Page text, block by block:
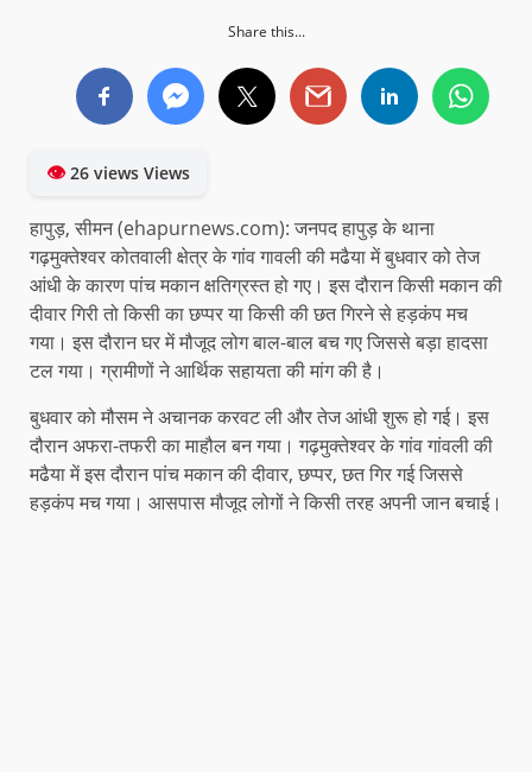
Share this...
👁26 views Views
हापुड़, सीमन (ehapurnews.com): जनपद हापुड़ के थाना
गढ़मुक्तेश्वर कोतवाली क्षेत्र के गांव गावली की मढैया में बुधवार को तेज
आंधी के कारण पांच मकान क्षतिग्रस्त हो गए। इस दौरान किसी मकान की
दीवार गिरी तो किसी का छप्पर या किसी की छत गिरने से हड़कंप मच
गया। इस दौरान घर में मौजूद लोग बाल-बाल बच गए जिससे बड़ा हादसा
टल गया। ग्रामीणों ने आर्थिक सहायता की मांग की है।
बुधवार को मौसम ने अचानक करवट ली और तेज आंधी शुरू हो गई। इस
दौरान अफरा-तफरी का माहौल बन गया। गढ़मुक्तेश्वर के गांव गांवली की
मढैया में इस दौरान पांच मकान की दीवार, छप्पर, छत गिर गई जिससे
हड़कंप मच गया। आसपास मौजूद लोगों ने किसी तरह अपनी जान बचाई।